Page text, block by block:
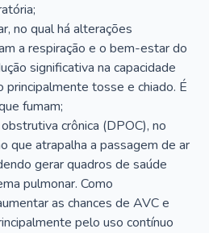
no qual há alterações
a respiração e o bem-estar do
significativa na capacidade
principalmente tosse e chiado. É
fumam;
crônica (DPOC), no
que atrapalha a passagem de ar
gerar quadros de saúde
pulmonar. Como
as chances de AVC e
pelo uso contínuo